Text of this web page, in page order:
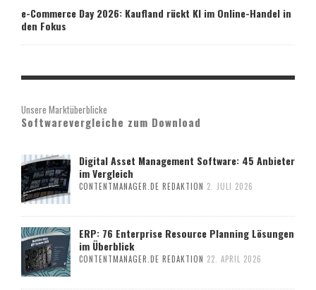
e-Commerce Day 2026: Kaufland rückt KI im Online-Handel in
den Fokus
Unsere Marktüberblicke
Softwarevergleiche zum Download
Digital Asset Management Software: 45 Anbieter
im Vergleich
CONTENTMANAGER.DE REDAKTION 2. JULI 2026
ERP: 76 Enterprise Resource Planning Lösungen
im Überblick
CONTENTMANAGER.DE REDAKTION 22. APRIL 2026